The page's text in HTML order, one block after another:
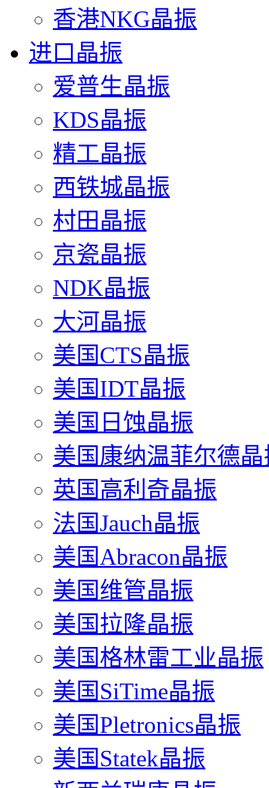
香港NKG晶振
进口晶振
爱普生晶振
KDS晶振
精工晶振
西铁城晶振
村田晶振
京瓷晶振
NDK晶振
大河晶振
美国CTS晶振
美国IDT晶振
美国日蚀晶振
美国康纳温菲尔德晶
英国高利奇晶振
法国Jauch晶振
美国Abracon晶振
美国维管晶振
美国拉隆晶振
美国格林雷工业晶振
美国SiTime晶振
美国Pletronics晶振
美国Statek晶振